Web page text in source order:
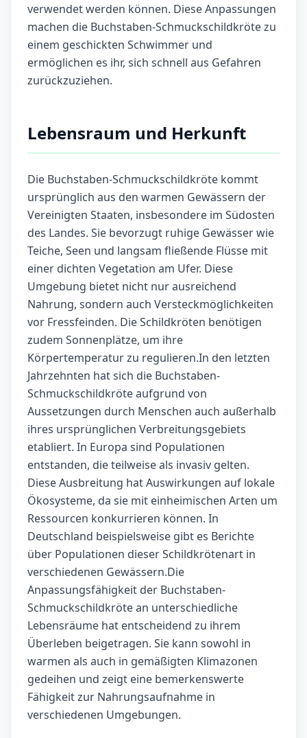
verwendet werden können. Diese Anpassungen
machen die Buchstaben-Schmuckschildkröte zu
einem geschickten Schwimmer und
ermöglichen es ihr, sich schnell aus Gefahren
zurückzuziehen.
Lebensraum und Herkunft
Die Buchstaben-Schmuckschildkröte kommt
ursprünglich aus den warmen Gewässern der
Vereinigten Staaten, insbesondere im Südosten
des Landes. Sie bevorzugt ruhige Gewässer wie
Teiche, Seen und langsam fließende Flüsse mit
einer dichten Vegetation am Ufer. Diese
Umgebung bietet nicht nur ausreichend
Nahrung, sondern auch Versteckmöglichkeiten
vor Fressfeinden. Die Schildkröten benötigen
zudem Sonnenplätze, um ihre
Körpertemperatur zu regulieren.In den letzten
Jahrzehnten hat sich die Buchstaben-
Schmuckschildkröte aufgrund von
Aussetzungen durch Menschen auch außerhalb
ihres ursprünglichen Verbreitungsgebiets
etabliert. In Europa sind Populationen
entstanden, die teilweise als invasiv gelten.
Diese Ausbreitung hat Auswirkungen auf lokale
Ökosysteme, da sie mit einheimischen Arten um
Ressourcen konkurrieren können. In
Deutschland beispielsweise gibt es Berichte
über Populationen dieser Schildkrötenart in
verschiedenen Gewässern.Die
Anpassungsfähigkeit der Buchstaben-
Schmuckschildkröte an unterschiedliche
Lebensräume hat entscheidend zu ihrem
Überleben beigetragen. Sie kann sowohl in
warmen als auch in gemäßigten Klimazonen
gedeihen und zeigt eine bemerkenswerte
Fähigkeit zur Nahrungsaufnahme in
verschiedenen Umgebungen.